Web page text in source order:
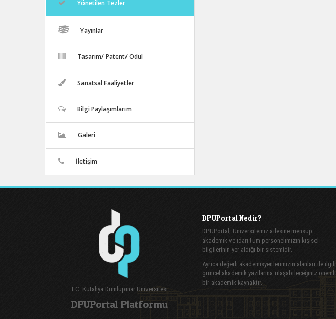
Yönetilen Tezler
Yayınlar
Tasarım/ Patent/ Ödül
Sanatsal Faaliyetler
Bilgi Paylaşımlarım
Galeri
İletişim
T.C. Kütahya Dumlupınar Üniversitesi
DPUPortal Platformu
DPUPortal Nedir?
DPUPortal, Üniversitemiz ailesine mensup
akademik ve idari tüm personelimizin kişisel
bilgilerinin yer aldığı bir sistemidir.
Ayrıca değerli akademisyenlerimizin alanları ile ilgili
güncel akademik yazılarına ulaşabileceğiniz önemli
bir akademik kaynaktır.